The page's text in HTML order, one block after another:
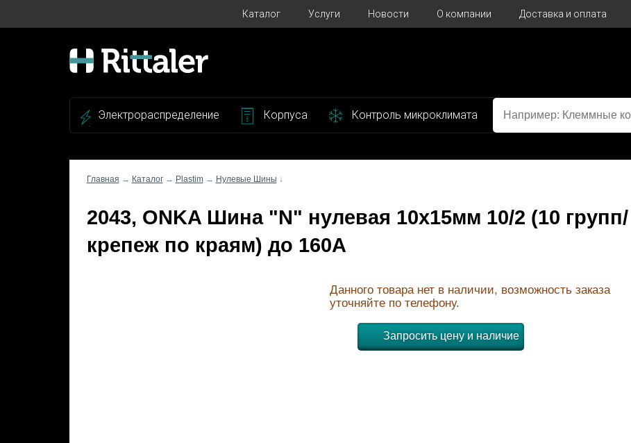
Каталог Услуги Новости О компании Доставка и оплата
Электрораспределение Корпуса Контроль микроклимата
Главная → Каталог→ Plastim→ Нулевые Шины ↓
2043, ONKA Шина "N" нулевая 10х15мм 10/2 (10 групп/
крепеж по краям) до 160А
Данного товара нет в наличии, возможность заказа
уточняйте по телефону.
Запросить цену и наличие